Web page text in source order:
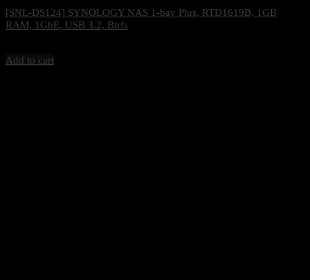
[SNL-DS124] SYNOLOGY NAS 1-bay Plus, RTD1619B, 1GB
RAM, 1GbE, USB 3.2, Btrfs
Add to cart